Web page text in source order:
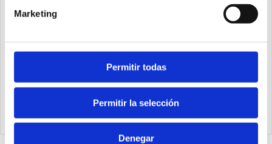
Marketing
Permitir todas
Permitir la selección
Denegar
1540.25.20.03.1
Cilindro Ecompact Ø25 carrera 20 versión vástago pasante
de acero inoxidable con rosca hembra, magnético y doble